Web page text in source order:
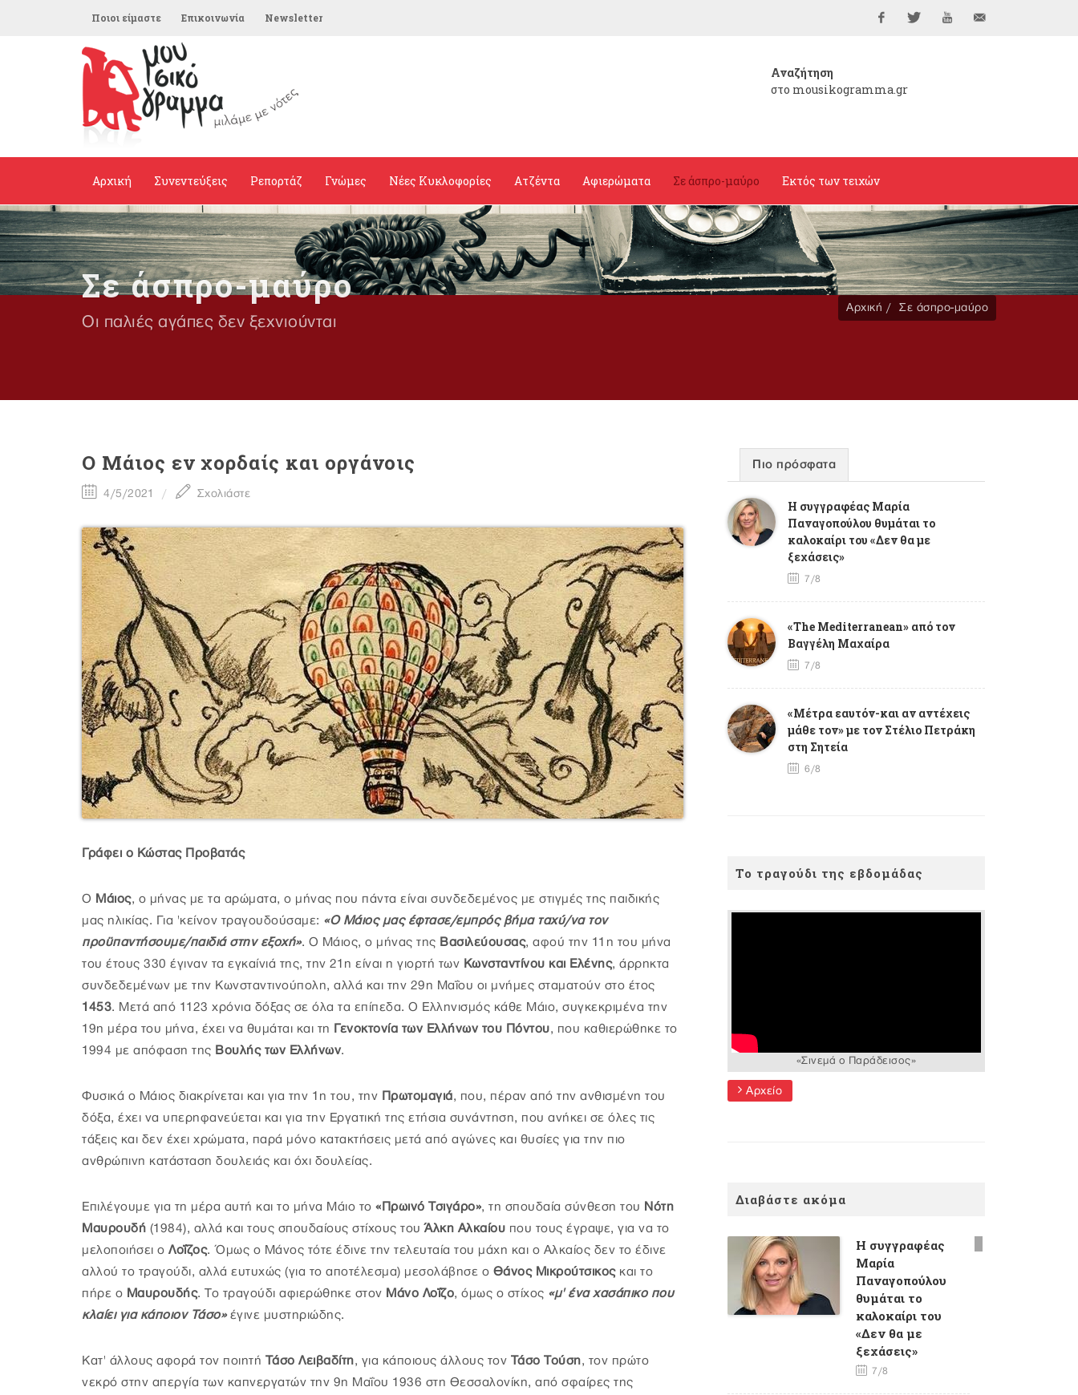
Ποιοι είμαστε Επικοινωνία Newsletter
Αναζήτηση
στο mousikogramma.gr
Αρχική Συνεντεύξεις Ρεπορτάζ Γνώμες Νέες Κυκλοφορίες Ατζέντα Αφιερώματα Σε άσπρο-μαύρο Εκτός των τειχών
Σε άσπρο-μαύρο
Οι παλιές αγάπες δεν ξεχνιούνται
Αρχική Σε άσπρο-μαύρο
O Mάιος εν χορδαίς και οργάνοις
4/5/2021 Σχολιάστε
Γράφει ο Κώστας Προβατάς
Ο Μάιος, ο μήνας με τα αρώματα, ο μήνας που πάντα είναι συνδεδεμένος με στιγμές της παιδικής
μας ηλικίας. Για 'κείνον τραγουδούσαμε: «Ο Μάιος μας έφτασε/εμπρός βήμα ταχύ/να τον
προϋπαντήσουμε/παιδιά στην εξοχή». Ο Μάιος, ο μήνας της Βασιλεύουσας, αφού την 11η του μήνα
του έτους 330 έγιναν τα εγκαίνιά της, την 21η είναι η γιορτή των Κωνσταντίνου και Ελένης, άρρηκτα
συνδεδεμένων με την Κωνσταντινούπολη, αλλά και την 29η Μαΐου οι μνήμες σταματούν στο έτος
1453. Μετά από 1123 χρόνια δόξας σε όλα τα επίπεδα. Ο Ελληνισμός κάθε Μάιο, συγκεκριμένα την
19η μέρα του μήνα, έχει να θυμάται και τη Γενοκτονία των Ελλήνων του Πόντου, που καθιερώθηκε το
1994 με απόφαση της Βουλής των Ελλήνων.
Φυσικά ο Μάιος διακρίνεται και για την 1η του, την Πρωτομαγιά, που, πέραν από την ανθισμένη του
δόξα, έχει να υπερηφανεύεται και για την Εργατική της ετήσια συνάντηση, που ανήκει σε όλες τις
τάξεις και δεν έχει χρώματα, παρά μόνο κατακτήσεις μετά από αγώνες και θυσίες για την πιο
ανθρώπινη κατάσταση δουλειάς και όχι δουλείας.
Επιλέγουμε για τη μέρα αυτή και το μήνα Μάιο το «Πρωινό Τσιγάρο», τη σπουδαία σύνθεση του Νότη
Μαυρουδή (1984), αλλά και τους σπουδαίους στίχους του Άλκη Αλκαίου που τους έγραψε, για να το
μελοποιήσει ο Λοΐζος. Όμως ο Μάνος τότε έδινε την τελευταία του μάχη και ο Αλκαίος δεν το έδινε
αλλού το τραγούδι, αλλά ευτυχώς (για το αποτέλεσμα) μεσολάβησε ο Θάνος Μικρούτσικος και το
πήρε ο Μαυρουδής. Το τραγούδι αφιερώθηκε στον Μάνο Λοΐζο, όμως ο στίχος «μ' ένα χασάπικο που
κλαίει για κάποιον Τάσο» έγινε μυστηριώδης.
Κατ' άλλους αφορά τον ποιητή Τάσο Λειβαδίτη, για κάποιους άλλους τον Τάσο Τούση, τον πρώτο
νεκρό στην απεργία των καπνεργατών την 9η Μαΐου 1936 στη Θεσσαλονίκη, από σφαίρες της
Πιο πρόσφατα
Η συγγραφέας Μαρία
Παναγοπούλου θυμάται το
καλοκαίρι του «Δεν θα με
ξεχάσεις»
7/8
«The Mediterranean» από τον
Βαγγέλη Μαχαίρα
7/8
«Μέτρα εαυτόν-και αν αντέχεις
μάθε τον» με τον Στέλιο Πετράκη
στη Σητεία
6/8
Το τραγούδι της εβδομάδας
«Σινεμά ο Παράδεισος»
Αρχείο
Διαβάστε ακόμα
Η συγγραφέας
Μαρία
Παναγοπούλου
θυμάται το
καλοκαίρι του
«Δεν θα με
ξεχάσεις»
7/8